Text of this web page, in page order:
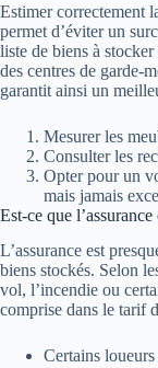
Estimer correctement
permet d’éviter un
liste de biens à
des centres de garde-
garantit ainsi un
Mesurer les
Consulter les
Opter pour un
mais jamais
Est-ce que
L’assurance est
biens stockés. Selon
vol, l’incendie ou
comprise dans le tarif
Certains